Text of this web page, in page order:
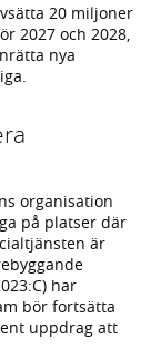
20 miljoner
2027 och 2028,
nya
organisation
på platser där
är
har
bör fortsätta
uppdrag att